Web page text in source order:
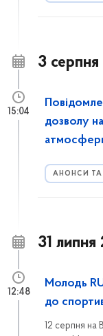
3
дозволу
АНОНСИ ТА
15:04
31
Молодь
до
12 серпня на
12:48